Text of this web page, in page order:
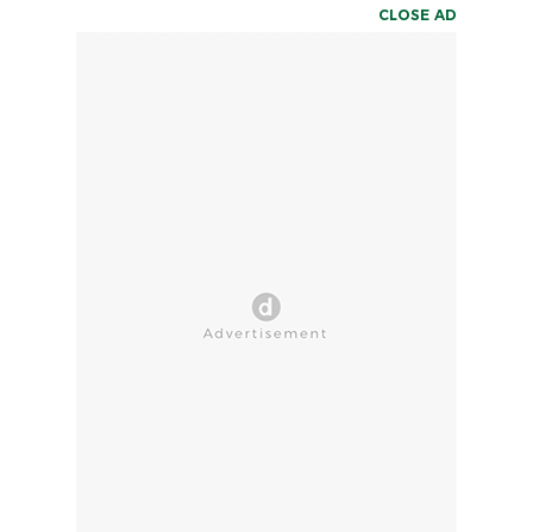
CLOSE AD